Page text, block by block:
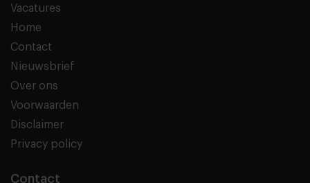
Vacatures
Home
Contact
Nieuwsbrief
Over ons
Voorwaarden
Disclaimer
Privacy policy
Contact